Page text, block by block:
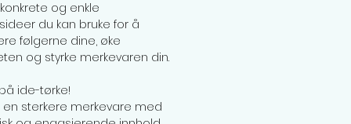
og enkle
du kan bruke for å
følgerne dine, øke
og styrke merkevaren din.
ide-tørke!
en sterkere merkevare med